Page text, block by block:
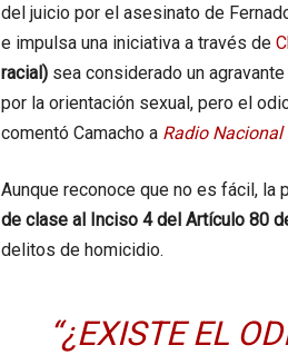
del juicio por el asesinato de
e impulsa una iniciativa a través de
racial)sea considerado un
por la orientación sexual, pero el
comentó Camacho a Radio Nacional
Aunque reconoce que no es fácil, la
de clase al Inciso 4 del Artículo 80
delitos de homicidio.
“¿EXISTE EL